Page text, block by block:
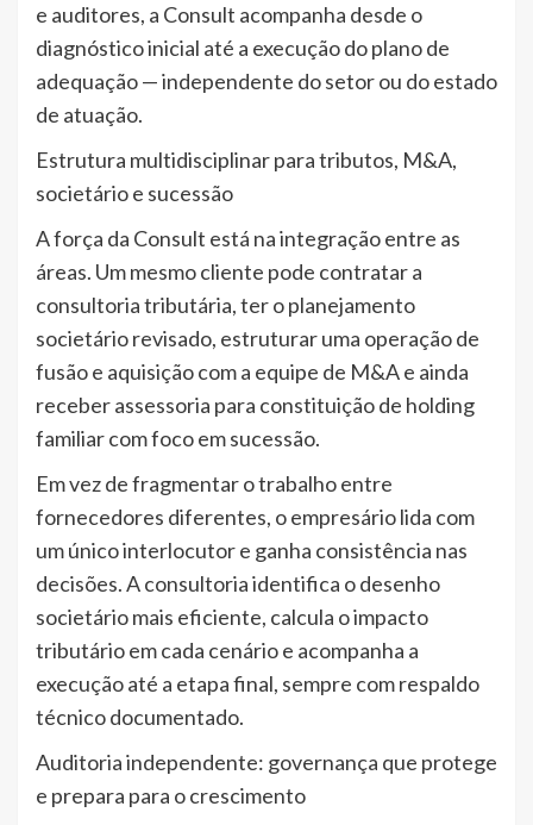
e auditores, a Consult acompanha desde o
diagnóstico inicial até a execução do plano de
adequação — independente do setor ou do estado
de atuação.
Estrutura multidisciplinar para tributos, M&A,
societário e sucessão
A força da Consult está na integração entre as
áreas. Um mesmo cliente pode contratar a
consultoria tributária, ter o planejamento
societário revisado, estruturar uma operação de
fusão e aquisição com a equipe de M&A e ainda
receber assessoria para constituição de holding
familiar com foco em sucessão.
Em vez de fragmentar o trabalho entre
fornecedores diferentes, o empresário lida com
um único interlocutor e ganha consistência nas
decisões. A consultoria identifica o desenho
societário mais eficiente, calcula o impacto
tributário em cada cenário e acompanha a
execução até a etapa final, sempre com respaldo
técnico documentado.
Auditoria independente: governança que protege
e prepara para o crescimento